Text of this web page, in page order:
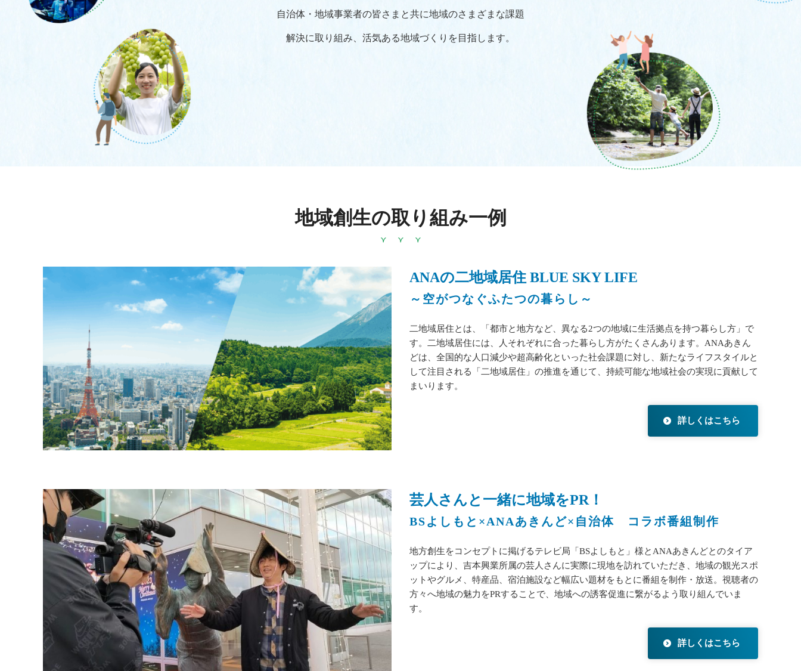
自治体・地域事業者の皆さまと共に地域のさまざまな課題
解決に取り組み、活気ある地域づくりを目指します。
地域創生の取り組み一例
ANAの二地域居住 BLUE SKY LIFE
～空がつなぐふたつの暮らし～
二地域居住とは、「都市と地方など、異なる2つの地域に生活拠点を持つ暮らし方」で
す。二地域居住には、人それぞれに合った暮らし方がたくさんあります。ANAあきん
どは、全国的な人口減少や超高齢化といった社会課題に対し、新たなライフスタイルと
して注目される「二地域居住」の推進を通じて、持続可能な地域社会の実現に貢献して
まいります。
詳しくはこちら
芸人さんと一緒に地域をPR！
BSよしもと×ANAあきんど×自治体 コラボ番組制作
地方創生をコンセプトに掲げるテレビ局「BSよしもと」様とANAあきんどとのタイア
ップにより、吉本興業所属の芸人さんに実際に現地を訪れていただき、地域の観光スポ
ットやグルメ、特産品、宿泊施設など幅広い題材をもとに番組を制作・放送。視聴者の
方々へ地域の魅力をPRすることで、地域への誘客促進に繋がるよう取り組んでいま
す。
詳しくはこちら